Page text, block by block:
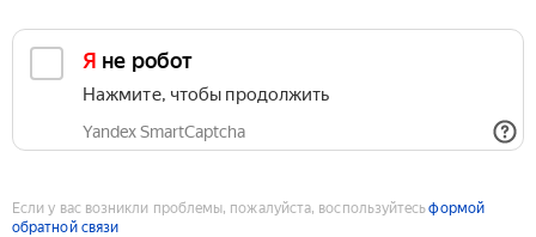
Я не робот
Нажмите, чтобы продолжить
Yandex SmartCaptcha
Если у вас возникли проблемы, пожалуйста, воспользуйтесьформой
обратной связи